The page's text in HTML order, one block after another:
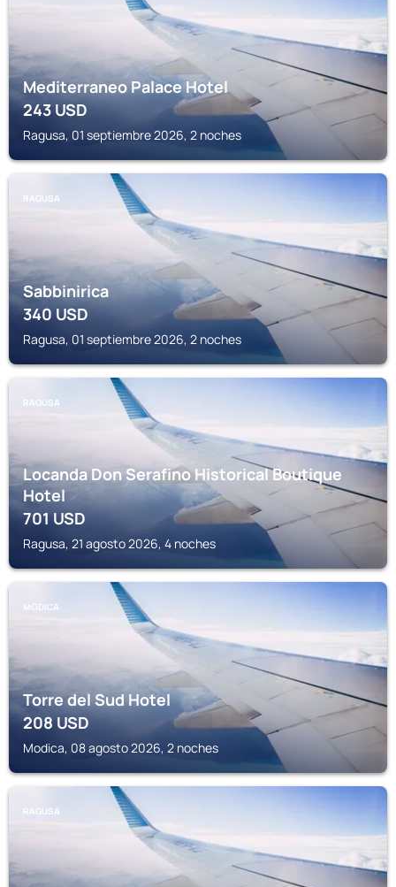
Mediterraneo Palace Hotel
243USD
Ragusa, 01 septiembre 2026, 2 noches
RAGUSA
Sabbinirica
340USD
Ragusa, 01 septiembre 2026, 2 noches
RAGUSA
Locanda Don Serafino Historical Boutique
Hotel
701USD
Ragusa, 21 agosto 2026, 4 noches
MODICA
Torre del Sud Hotel
208USD
Modica, 08 agosto 2026, 2 noches
RAGUSA